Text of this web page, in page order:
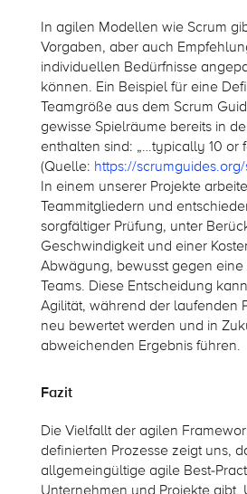
In agilen Modellen wie Scrum
Vorgaben, aber auch
individuellen Bedürfnisse
können. Ein Beispiel für eine
Teamgröße aus dem Scrum
gewisse Spielräume bereits in
enthalten sind: „…typically 10 or
(Quelle: https://
In einem unserer Projekte
Teammitgliedern und
sorgfältiger Prüfung, unter
Geschwindigkeit und einer
Abwägung, bewusst gegen
Teams. Diese Entscheidung
Agilität, während der laufenden
neu bewertet werden und in
abweichenden Ergebnis führen.
Fazit
Die Vielfallt der agilen
definierten Prozesse zeigt uns,
allgemeingültige agile Best-